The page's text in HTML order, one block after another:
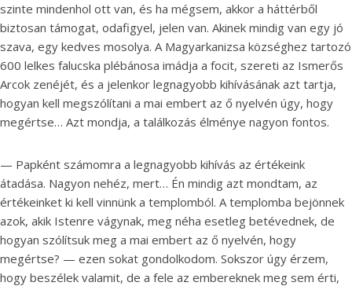
szinte mindenhol ott van, és ha mégsem, akkor a háttérből
biztosan támogat, odafigyel, jelen van. Akinek mindig van egy jó
szava, egy kedves mosolya. A Magyarkanizsa községhez tartozó
600 lelkes falucska plébánosa imádja a focit, szereti az Ismerős
Arcok zenéjét, és a jelenkor legnagyobb kihívásának azt tartja,
hogyan kell megszólítani a mai embert az ő nyelvén úgy, hogy
megértse… Azt mondja, a találkozás élménye nagyon fontos.
— Papként számomra a legnagyobb kihívás az értékeink
átadása. Nagyon nehéz, mert… Én mindig azt mondtam, az
értékeinket ki kell vinnünk a templomból. A templomba bejönnek
azok, akik Istenre vágynak, meg néha esetleg betévednek, de
hogyan szólítsuk meg a mai embert az ő nyelvén, hogy
megértse? — ezen sokat gondolkodom. Sokszor úgy érzem,
hogy beszélek valamit, de a fele az embereknek meg sem érti,